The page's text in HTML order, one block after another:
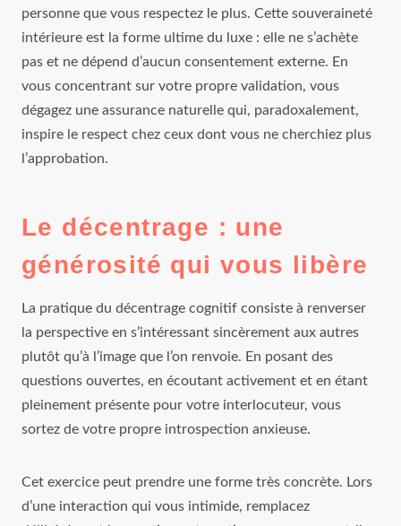
personne que vous respectez le plus. Cette souveraineté
intérieure est la forme ultime du luxe : elle ne s’achète
pas et ne dépend d’aucun consentement externe. En
vous concentrant sur votre propre validation, vous
dégagez une assurance naturelle qui, paradoxalement,
inspire le respect chez ceux dont vous ne cherchiez plus
l’approbation.
Le décentrage : une
générosité qui vous libère
La pratique du décentrage cognitif consiste à renverser
la perspective en s’intéressant sincèrement aux autres
plutôt qu’à l’image que l’on renvoie. En posant des
questions ouvertes, en écoutant activement et en étant
pleinement présente pour votre interlocuteur, vous
sortez de votre propre introspection anxieuse.
Cet exercice peut prendre une forme très concrète. Lors
d’une interaction qui vous intimide, remplacez